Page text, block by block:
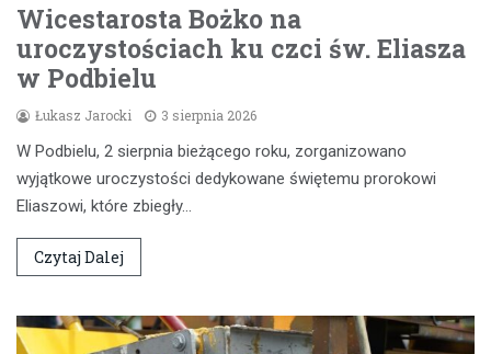
Wicestarosta Bożko na
uroczystościach ku czci św. Eliasza
w Podbielu
Łukasz Jarocki 3 sierpnia 2026
W Podbielu, 2 sierpnia bieżącego roku, zorganizowano
wyjątkowe uroczystości dedykowane świętemu prorokowi
Eliaszowi, które zbiegły…
Czytaj Dalej